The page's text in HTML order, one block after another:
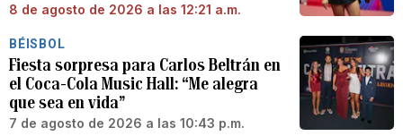
8 de agosto de 2026 a las 12:21 a.m.
BÉISBOL
Fiesta sorpresa para Carlos Beltrán en
el Coca-Cola Music Hall: “Me alegra
que sea en vida”
7 de agosto de 2026 a las 10:43 p.m.